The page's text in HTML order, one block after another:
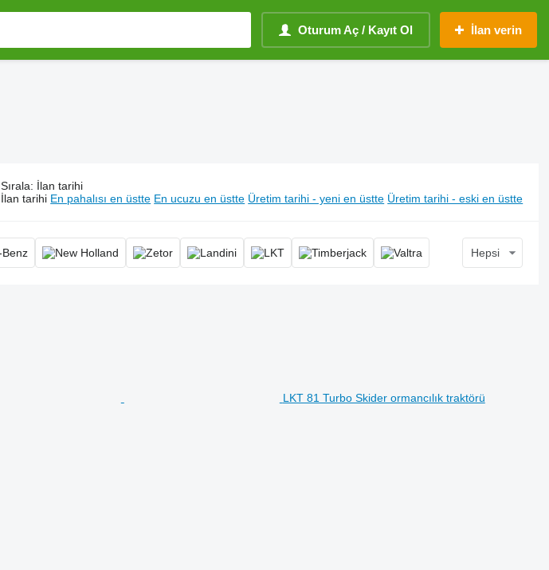
Oturum Aç / Kayıt Ol İlan verin
Sırala: İlan tarihi
İlan tarihi En pahalısı en üstte En ucuzu en üstte Üretim tarihi - yeni en üstte Üretim tarihi - eski en üstte
Hepsi
LKT 81 Turbo Skider ormancılık traktörü